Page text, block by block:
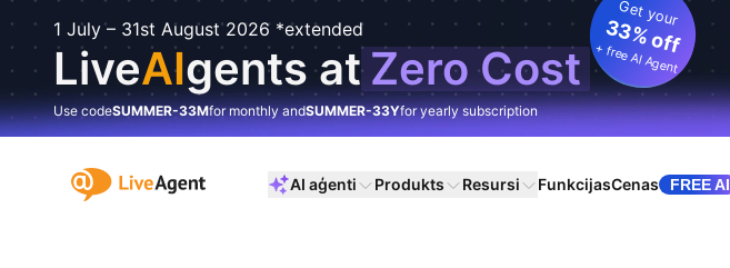
1 July – 31st August 2026 *extended
LiveAIgents at Zero Cost
Get your
33% off
+ free AI Agent
Use codeSUMMER-33Mfor monthly andSUMMER-33Yfor yearly subscription
:site.title AI aģenti Produkts Resursi FunkcijasCenas FREE AI